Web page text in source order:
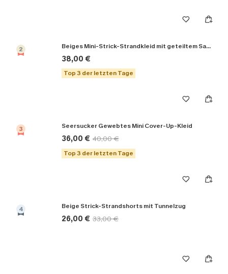
2 Beiges Mini-Strick-Strandkleid mit geteiltem Saum
38,00 €
Top 3 der letzten Tage
3 Seersucker Gewebtes Mini Cover-Up-Kleid
36,00 € 40,00 €
Top 3 der letzten Tage
4 Beige Strick-Strandshorts mit Tunnelzug
26,00 € 33,00 €